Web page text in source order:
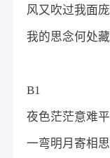
风又吹过我面庞
我的思念何处藏
B1
夜色茫茫意难平
一弯明月寄相思